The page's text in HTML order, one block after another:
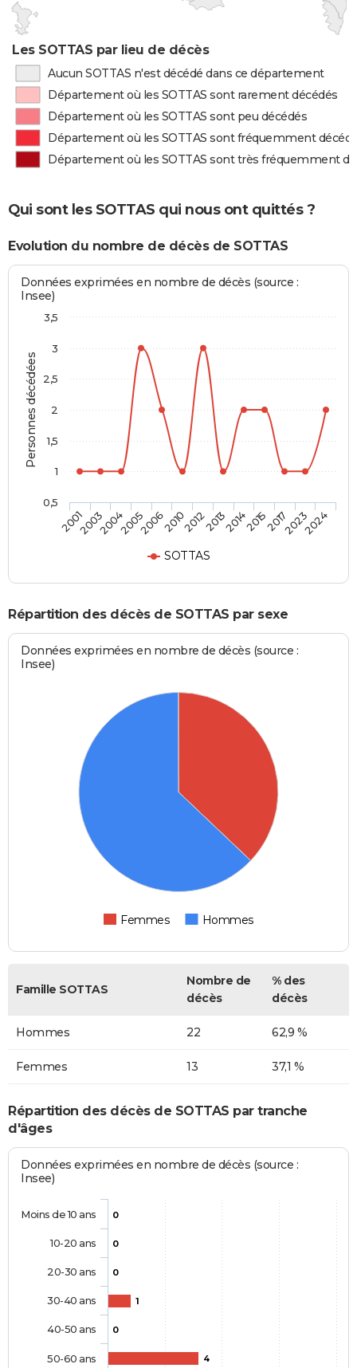
Les SOTTAS par lieu de décès
Aucun SOTTAS n'est décédé dans ce département
Département où les SOTTAS sont rarement décédés
Département où les SOTTAS sont peu décédés
Département où les SOTTAS sont fréquemment
Département où les SOTTAS sont très fréquemment
Qui sont les SOTTAS qui nous ont quittés ?
Evolution du nombre de décès de SOTTAS
Personnes décédées
Données exprimées en nombre de décès (source :
Insee)
SOTTAS
2001200320042005200620102012201320142015201720232024
0,5
1
1,5
2
2,5
3
3,5
Répartition des décès de SOTTAS par sexe
Données exprimées en nombre de décès (source :
Insee)
Femmes Hommes
Famille SOTTAS
Nombre de
décès
% des
décès
Hommes 22 62,9 %
Femmes 13 37,1 %
Répartition des décès de SOTTAS par tranche
d'âges
Données exprimées en nombre de décès (source :
Insee)
0
0
0
1
0
4
Moins de 10 ans
10-20 ans
20-30 ans
30-40 ans
40-50 ans
50-60 ans